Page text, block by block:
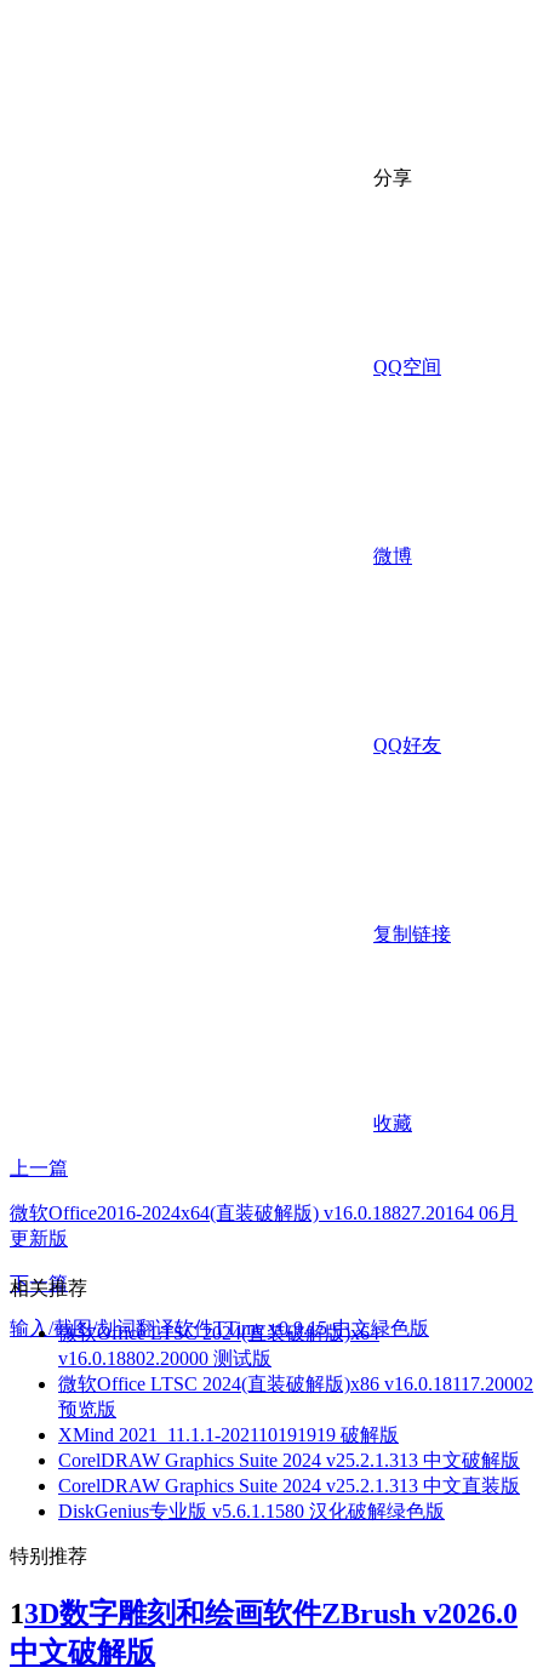
分享
QQ空间
微博
QQ好友
复制链接
收藏
上一篇
微软Office2016-2024x64(直装破解版) v16.0.18827.20164 06月
更新版
下一篇
输入/截图/划词翻译软件TTime v0.9.15 中文绿色版
相关推荐
微软Office LTSC 2024(直装破解版)x64
v16.0.18802.20000 测试版
微软Office LTSC 2024(直装破解版)x86 v16.0.18117.20002
预览版
XMind 2021_11.1.1-202110191919 破解版
CorelDRAW Graphics Suite 2024 v25.2.1.313 中文破解版
CorelDRAW Graphics Suite 2024 v25.2.1.313 中文直装版
DiskGenius专业版 v5.6.1.1580 汉化破解绿色版
特别推荐
13D数字雕刻和绘画软件ZBrush v2026.0
中文破解版